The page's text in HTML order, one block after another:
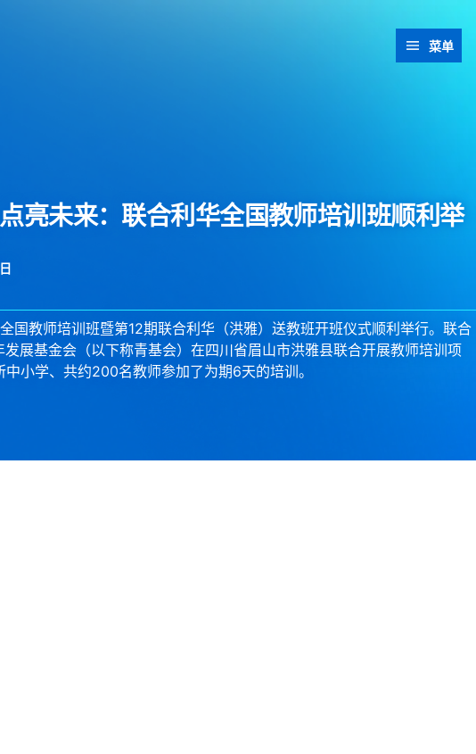
菜单
亮未来：联合利华全国教师培训班顺利举
国教师培训班暨第12期联合利华（洪雅）送教班开班仪式顺利举行。联合
展基金会（以下称青基会）在四川省眉山市洪雅县联合开展教师培训项
中小学、共约200名教师参加了为期6天的培训。